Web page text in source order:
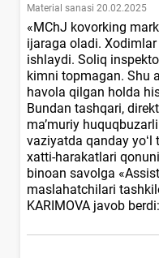
Material sanasi 20.02.2025
«MChJ kovorking
ijaraga oladi.
ishlaydi. Soliq
kimni topmagan. Shu
havola qilgan holda
Bundan tashqari,
ma’muriy
vaziyatda qanday yoʻl
хatti-harakatlari
binoan savolga
maslahatchilari
KARIMOVA javob